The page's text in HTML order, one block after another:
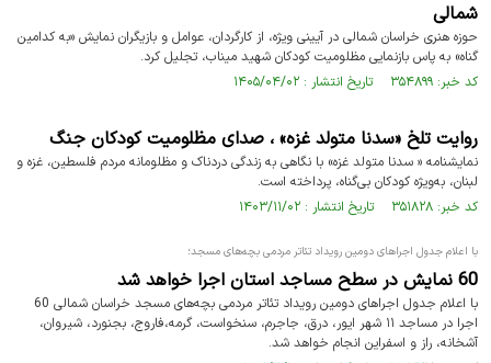
شمالی
حوزه هنری خراسان شمالی در آیینی ویژه، از کارگردان، عوامل و بازیگران نمایش «به کدامین
گناه» به پاس بازنمایی مظلومیت کودکان شهید میناب، تجلیل کرد.
کد خبر: ۳۵۴۸۹۹ تاریخ انتشار : ۱۴۰۵/۰۴/۰۲
روایت تلخ «سدنا متولد غزه» ، صدای مظلومیت کودکان جنگ
نمایشنامه « سدنا متولد غزه» با نگاهی به زندگی دردناک و مظلومانه مردم فلسطین، غزه و
لبنان، به‌ویژه کودکان بی‌گناه، پرداخته است.
کد خبر: ۳۵۱۸۲۸ تاریخ انتشار : ۱۴۰۳/۱۱/۰۲
با اعلام جدول اجراهای دومین رویداد تئاتر مردمی بچه‌های مسجد؛
60 نمایش در سطح مساجد استان اجرا خواهد شد
با اعلام جدول اجراهای دومین رویداد تئاتر مردمی بچه‌های مسجد خراسان شمالی 60
اجرا در مساجد ۱۱ شهر ایور، درق، جاجرم، سنخواست، گرمه،فاروج، بجنورد، شیروان،
آشخانه، راز و اسفراین انجام خواهد شد.